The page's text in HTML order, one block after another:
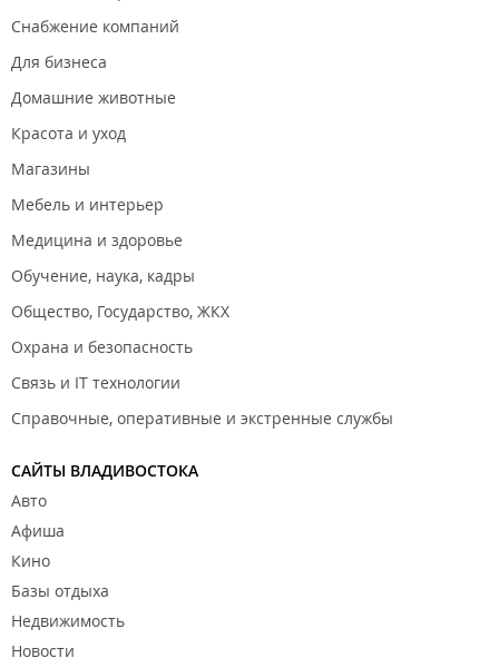
Доставка продукции при заказе от 2 000 руб. по г.
Снабжение компаний
Для бизнеса
Домашние животные
Красота и уход
Магазины
Мебель и интерьер
Медицина и здоровье
Обучение, наука, кадры
Общество, Государство, ЖКХ
Охрана и безопасность
Связь и IT технологии
Справочные, оперативные и экстренные службы
САЙТЫ ВЛАДИВОСТОКА
Авто
Афиша
Кино
Базы отдыха
Недвижимость
Новости